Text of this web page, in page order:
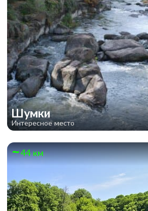
Шумки
Интересное место
44 км